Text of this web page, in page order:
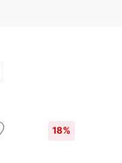
18%